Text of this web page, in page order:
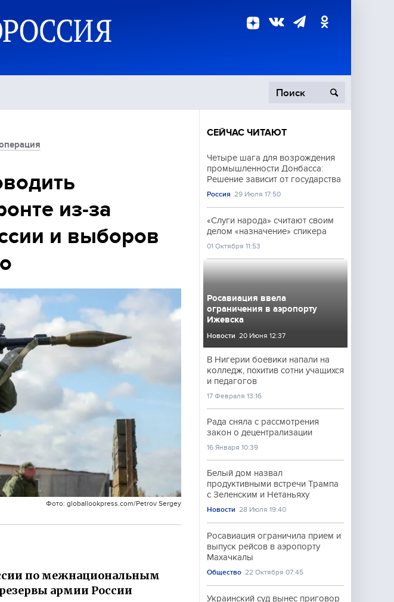
Происшествия
из-за
и выборов
Фото: globallookpress.com/Petrov Sergey
по межнациональным
армии России
СЕЙЧАС ЧИТАЮТ
Четыре шага для возрождения
промышленности Донбасса:
Решение зависит от государства
Россия 29 Июля 17:50
«Слуги народа» считают своим
делом «назначение» спикера
01 Октября 11:53
Росавиация ввела
ограничения в аэропорту
Ижевска
Новости 20 Июня 12:37
В Нигерии боевики напали на
колледж, похитив сотни учащихся
и педагогов
17 Февраля 13:16
Рада сняла с рассмотрения
закон о децентрализации
16 Января 10:39
Белый дом назвал
продуктивными встречи Трампа
с Зеленским и Нетаньяху
Новости 28 Июля 19:40
Росавиация ограничила прием и
выпуск рейсов в аэропорту
Махачкалы
Общество 22 Октября 07:45
Украинский суд вынес приговор